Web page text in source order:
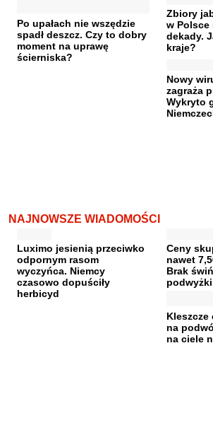
Po upałach nie wszędzie
spadł deszcz. Czy to dobry
moment na uprawę
ścierniska?
Zbiory
w Polsce
dekady.
kraje?
Nowy
zagraża
Wykryto
NAJNOWSZE WIADOMOŚCI
Luximo jesienią przeciwko
odpornym rasom
wyczyńca. Niemcy
czasowo dopuściły
herbicyd
Ceny
nawet
Brak
podwyżki
Kleszcze
na
na ciele